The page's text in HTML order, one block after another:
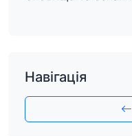
Навігація